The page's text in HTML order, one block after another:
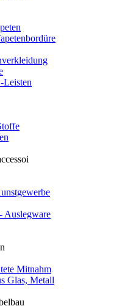
Leisten
Auslegware
Mitnahm
Glas, Metall